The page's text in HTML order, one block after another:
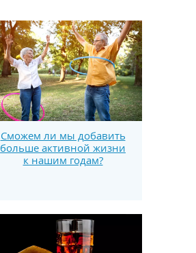
Сможем ли мы добавить
больше активной жизни
к нашим годам?